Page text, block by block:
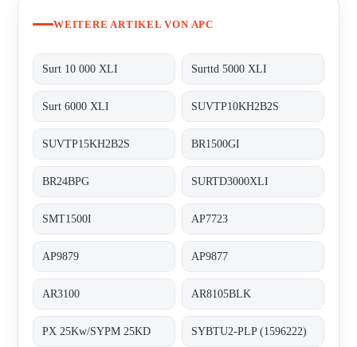
WEITERE ARTIKEL VON APC
Surt 10 000 XLI Surttd 5000 XLI
Surt 6000 XLI SUVTP10KH2B2S
SUVTP15KH2B2S BR1500GI
BR24BPG SURTD3000XLI
SMT1500I AP7723
AP9879 AP9877
AR3100 AR8105BLK
PX 25Kw/SYPM 25KD SYBTU2-PLP (1596222)